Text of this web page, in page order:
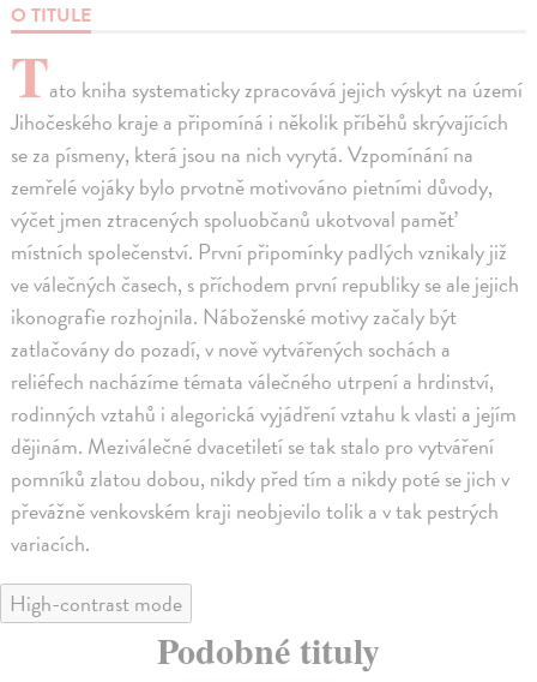
O TITULE
Tato kniha systematicky zpracovává jejich výskyt na území
Jihočeského kraje a připomíná i několik příběhů skrývajících
se za písmeny, která jsou na nich vyrytá. Vzpomínání na
zemřelé vojáky bylo prvotně motivováno pietními důvody,
výčet jmen ztracených spoluobčanů ukotvoval paměť
místních společenství. První připomínky padlých vznikaly již
ve válečných časech, s příchodem první republiky se ale jejich
ikonografie rozhojnila. Náboženské motivy začaly být
zatlačovány do pozadí, v nově vytvářených sochách a
reliéfech nacházíme témata válečného utrpení a hrdinství,
rodinných vztahů i alegorická vyjádření vztahu k vlasti a jejím
dějinám. Meziválečné dvacetiletí se tak stalo pro vytváření
pomníků zlatou dobou, nikdy před tím a nikdy poté se jich v
převážně venkovském kraji neobjevilo tolik a v tak pestrých
variacích.
High-contrast mode
Podobné tituly